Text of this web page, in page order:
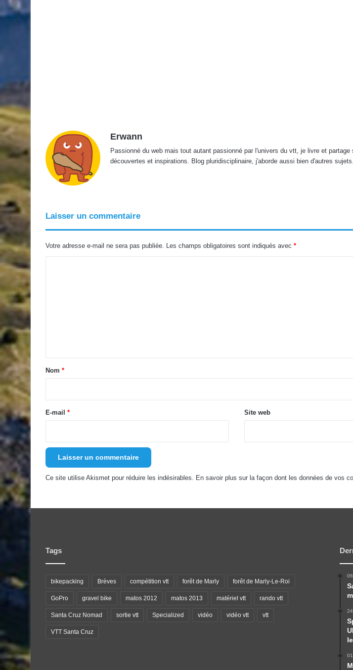
Erwann
Passionné du web mais tout autant passionné par l'univers du vtt, je livre et partage
découvertes et inspirations. Blog pluridisciplinaire, j'aborde aussi bien d'autres sujets.
Laisser un commentaire
Votre adresse e-mail ne sera pas publiée. Les champs obligatoires sont indiqués avec *
a
e
Nom *
E-mail * Site web
Ce site utilise Akismet pour réduire les indésirables. En savoir plus sur la façon dont les données de vos
Tags
bikepacking Brèves compétition vtt forêt de Marly forêt de Marly-Le-Roi
GoPro gravel bike matos 2012 matos 2013 matériel vtt rando vtt
Santa Cruz Nomad sortie vtt Specialized vidéo vidéo vtt vtt
VTT Santa Cruz